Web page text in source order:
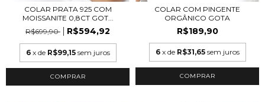
COLAR PRATA 925 COM
MOISSANITE 0,8CT GOT...
R$699,90
R$594,92
6 x de R$99,15 sem juros
COLAR COM PINGENTE
ORGÂNICO GOTA
R$189,90
6 x de R$31,65 sem juros
COMPRAR